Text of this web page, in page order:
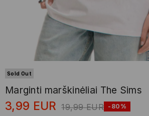
Sold Out
Marginti marškinėliai The Sims
3,99 EUR 19,99 EUR -80%